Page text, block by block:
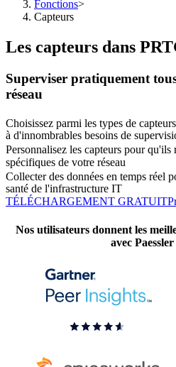
Fonctions>
Capteurs
Les capteurs dans
Superviser pratiquement
réseau
Choisissez parmi les types de
à d'innombrables besoins de
Personnalisez les capteurs pour qu'ils
spécifiques de votre réseau
Collecter des données en temps réel
santé de l'infrastructure IT
TÉLÉCHARGEMENT GRATUIT
Nos utilisateurs donnent les
avec